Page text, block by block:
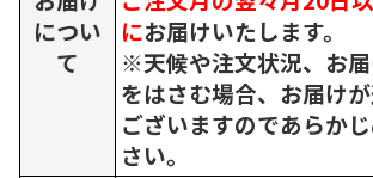
につい
て
にお届けいたします。
※天候や注文状況、お
をはさむ場合、お届け
ございますのであらか
さい。